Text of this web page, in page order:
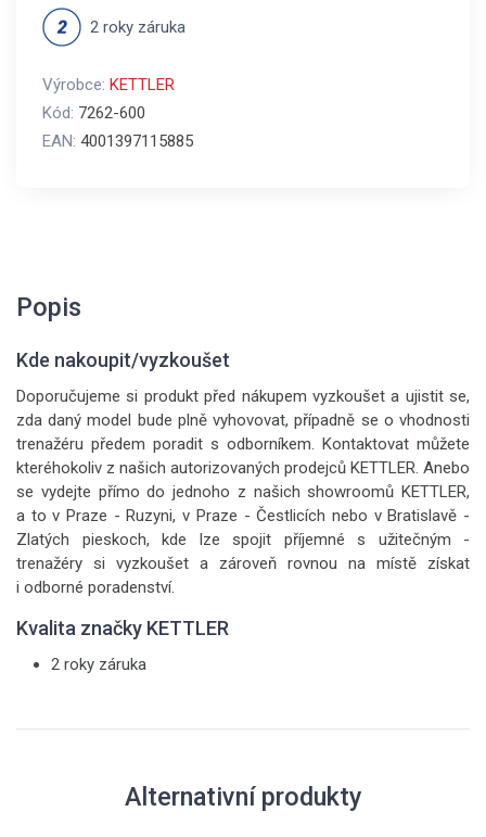
2 roky záruka
Výrobce: KETTLER
Kód: 7262-600
EAN: 4001397115885
Popis
Kde nakoupit/vyzkoušet
Doporučujeme si produkt před nákupem vyzkoušet a ujistit se,
zda daný model bude plně vyhovovat, případně se o vhodnosti
trenažéru předem poradit s odborníkem. Kontaktovat můžete
kteréhokoliv z našich autorizovaných prodejců KETTLER. Anebo
se vydejte přímo do jednoho z našich showroomů KETTLER,
a to v Praze - Ruzyni, v Praze - Čestlicích nebo v Bratislavě -
Zlatých pieskoch, kde lze spojit příjemné s užitečným -
trenažéry si vyzkoušet a zároveň rovnou na místě získat
i odborné poradenství.
Kvalita značky KETTLER
2 roky záruka
Alternativní produkty